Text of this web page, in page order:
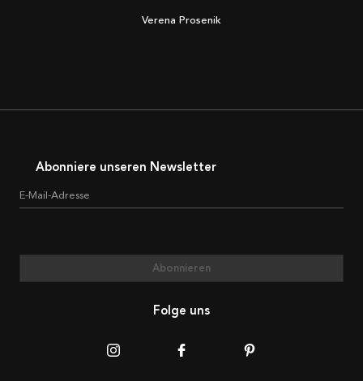
Verena Prosenik
Abonniere unseren Newsletter
E-Mail-Adresse
Abonnieren
Folge uns